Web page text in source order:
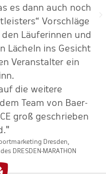
es dann auch noch
Vorschläge
Läuferinnen und
Lächeln ins Gesicht
Veranstalter ein
die weitere
Team von Baer-
groß geschrieben
Dresden,
DRESDEN-MARATHON